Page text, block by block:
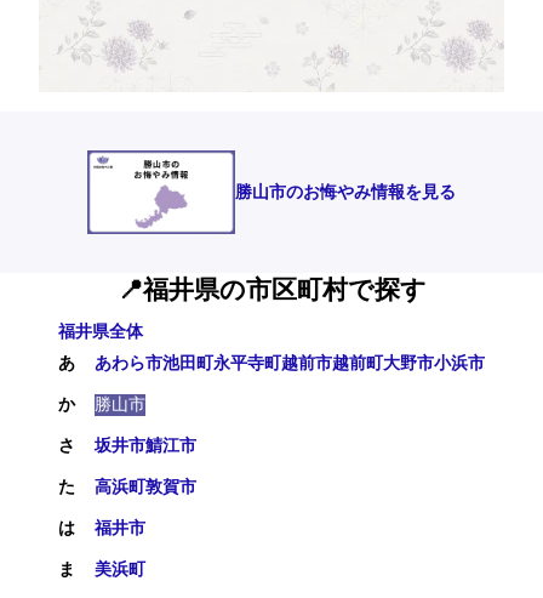
勝山市のお悔やみ情報を見る
📍福井県の市区町村で探す
福井県全体
あ
あわら市池田町永平寺町越前市越前町大野市小浜市
か 勝山市
さ 坂井市鯖江市
た 高浜町敦賀市
は 福井市
ま 美浜町